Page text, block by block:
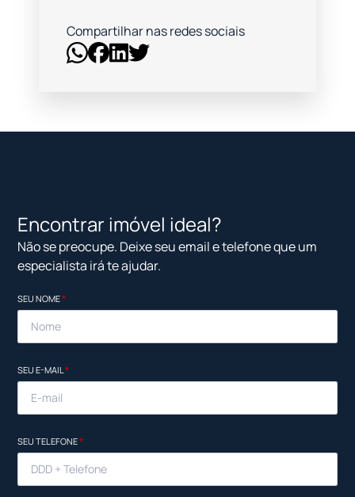
Compartilhar nas redes sociais
Encontrar imóvel ideal?
Não se preocupe. Deixe seu email e telefone que um
especialista irá te ajudar.
SEU NOME*
SEU E-MAIL*
SEU TELEFONE*